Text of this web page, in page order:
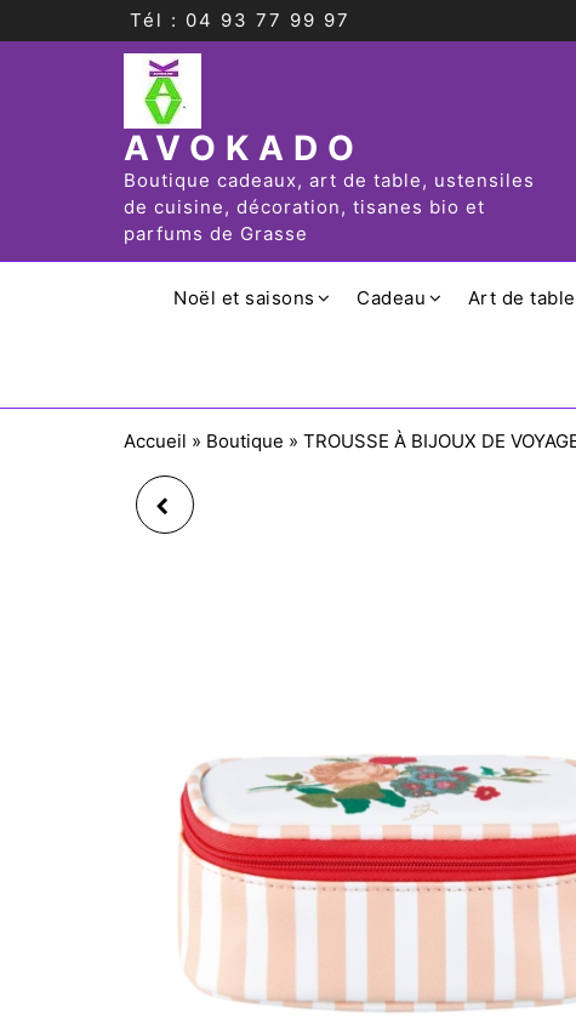
Tél : 04 93 77 99 97
AVOKADO
Boutique cadeaux, art de table, ustensiles
de cuisine, décoration, tisanes bio et
parfums de Grasse
Noël et saisons Cadeau Art de table
Accueil » Boutique » TROUSSE À BIJOUX DE